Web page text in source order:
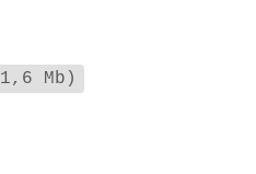
Mb)